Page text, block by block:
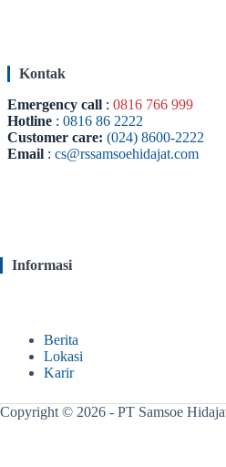
Kontak
Emergency call : 0816 766 999
Hotline : 0816 86 2222
Customer care: (024) 8600-2222
Email : cs@rssamsoehidajat.com
Informasi
Berita
Lokasi
Karir
Copyright © 2026 - PT Samsoe